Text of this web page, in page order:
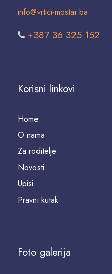
info@vrtici-mostar.ba
+387 36 325 152
Korisni linkovi
Home
O nama
Za roditelje
Novosti
Upisi
Pravni kutak
Foto galerija